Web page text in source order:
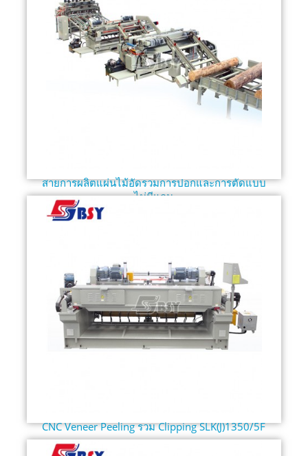
สายการผลิตแผ่นไม้อัดรวมการปอกและการตัดแบบ
ไม่มีแกน
CNC Veneer Peeling รวม Clipping SLK(J)1350/5F